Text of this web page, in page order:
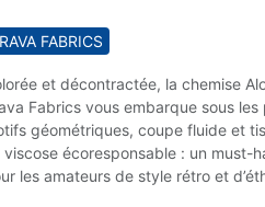
FABRICS
et décontractée, la chemise
Fabrics vous embarque sous les
géométriques, coupe fluide et
viscose écoresponsable : un must-
les amateurs de style rétro et